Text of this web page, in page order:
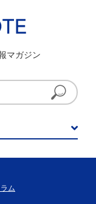
マガジン
ム